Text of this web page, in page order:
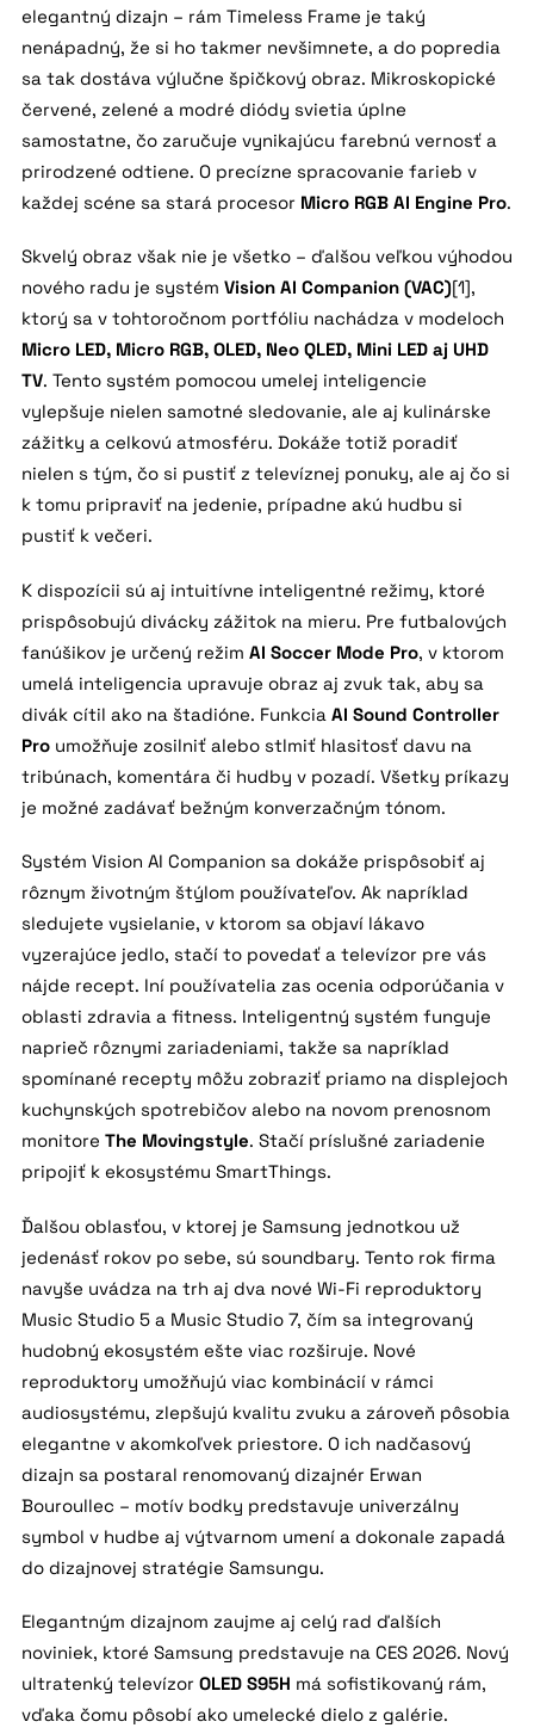
elegantný dizajn – rám Timeless Frame je taký
nenápadný, že si ho takmer nevšimnete, a do popredia
sa tak dostáva výlučne špičkový obraz. Mikroskopické
červené, zelené a modré diódy svietia úplne
samostatne, čo zaručuje vynikajúcu farebnú vernosť a
prirodzené odtiene. O precízne spracovanie farieb v
každej scéne sa stará procesor Micro RGB AI Engine Pro.
Skvelý obraz však nie je všetko – ďalšou veľkou výhodou
nového radu je systém Vision AI Companion (VAC)[1],
ktorý sa v tohtoročnom portfóliu nachádza v modeloch
Micro LED, Micro RGB, OLED, Neo QLED, Mini LED aj UHD
TV. Tento systém pomocou umelej inteligencie
vylepšuje nielen samotné sledovanie, ale aj kulinárske
zážitky a celkovú atmosféru. Dokáže totiž poradiť
nielen s tým, čo si pustiť z televíznej ponuky, ale aj čo si
k tomu pripraviť na jedenie, prípadne akú hudbu si
pustiť k večeri.
K dispozícii sú aj intuitívne inteligentné režimy, ktoré
prispôsobujú divácky zážitok na mieru. Pre futbalových
fanúšikov je určený režim AI Soccer Mode Pro, v ktorom
umelá inteligencia upravuje obraz aj zvuk tak, aby sa
divák cítil ako na štadióne. Funkcia AI Sound Controller
Proumožňuje zosilniť alebo stlmiť hlasitosť davu na
tribúnach, komentára či hudby v pozadí. Všetky príkazy
je možné zadávať bežným konverzačným tónom.
Systém Vision AI Companion sa dokáže prispôsobiť aj
rôznym životným štýlom používateľov. Ak napríklad
sledujete vysielanie, v ktorom sa objaví lákavo
vyzerajúce jedlo, stačí to povedať a televízor pre vás
nájde recept. Iní používatelia zas ocenia odporúčania v
oblasti zdravia a fitness. Inteligentný systém funguje
naprieč rôznymi zariadeniami, takže sa napríklad
spomínané recepty môžu zobraziť priamo na displejoch
kuchynských spotrebičov alebo na novom prenosnom
monitore The Movingstyle. Stačí príslušné zariadenie
pripojiť k ekosystému SmartThings.
Ďalšou oblasťou, v ktorej je Samsung jednotkou už
jedenásť rokov po sebe, sú soundbary. Tento rok firma
navyše uvádza na trh aj dva nové Wi-Fi reproduktory
Music Studio 5 a Music Studio 7, čím sa integrovaný
hudobný ekosystém ešte viac rozširuje. Nové
reproduktory umožňujú viac kombinácií v rámci
audiosystému, zlepšujú kvalitu zvuku a zároveň pôsobia
elegantne v akomkoľvek priestore. O ich nadčasový
dizajn sa postaral renomovaný dizajnér Erwan
Bouroullec – motív bodky predstavuje univerzálny
symbol v hudbe aj výtvarnom umení a dokonale zapadá
do dizajnovej stratégie Samsungu.
Elegantným dizajnom zaujme aj celý rad ďalších
noviniek, ktoré Samsung predstavuje na CES 2026. Nový
ultratenký televízor OLED S95H má sofistikovaný rám,
vďaka čomu pôsobí ako umelecké dielo z galérie.